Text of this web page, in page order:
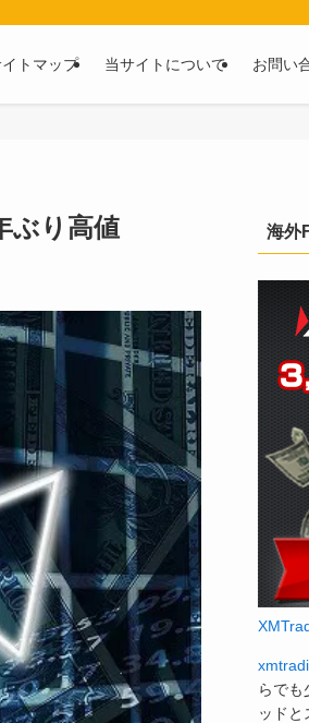
金に関する情報の口コミや評判を2chや5chから
トマップ 当サイトについて お問い
ぶり高値 海外
らでも
ッドと